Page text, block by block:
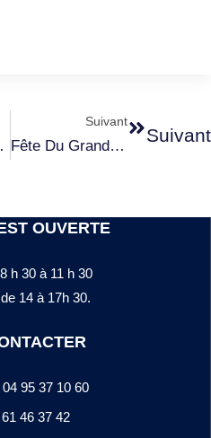
D’Oru
Suivant
Fête Du Grand Site Conca D’Oru-Vignoble De Patrimonio Golfe De Saint Florent
Suivant
OUVERTE
h 30 à 11 h 30
14 à 17h 30.
95 37 10 60
46 37 42